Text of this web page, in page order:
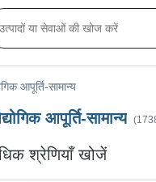
आपूर्ति-सामान्य
श्रेणियाँ खोजें
आपूर्ति-सामान्य